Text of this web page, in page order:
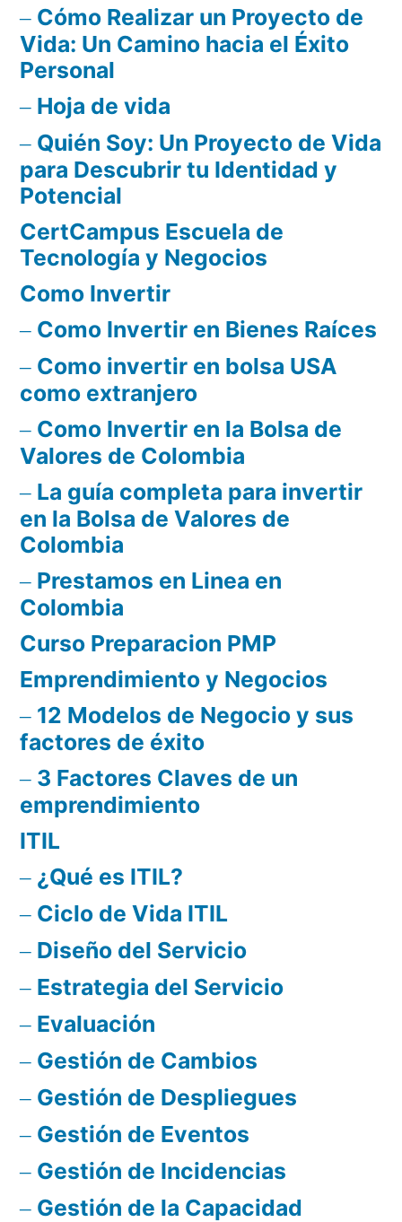
Cómo Realizar un Proyecto de
Vida: Un Camino hacia el Éxito
Personal
Hoja de vida
Quién Soy: Un Proyecto de Vida
para Descubrir tu Identidad y
Potencial
CertCampus Escuela de
Tecnología y Negocios
Como Invertir
Como Invertir en Bienes Raíces
Como invertir en bolsa USA
como extranjero
Como Invertir en la Bolsa de
Valores de Colombia
La guía completa para invertir
en la Bolsa de Valores de
Colombia
Prestamos en Linea en
Colombia
Curso Preparacion PMP
Emprendimiento y Negocios
12 Modelos de Negocio y sus
factores de éxito
3 Factores Claves de un
emprendimiento
ITIL
¿Qué es ITIL?
Ciclo de Vida ITIL
Diseño del Servicio
Estrategia del Servicio
Evaluación
Gestión de Cambios
Gestión de Despliegues
Gestión de Eventos
Gestión de Incidencias
Gestión de la Capacidad